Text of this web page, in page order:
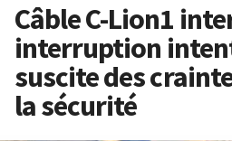
Câble C-Lion1
interruption
suscite des
la sécurité